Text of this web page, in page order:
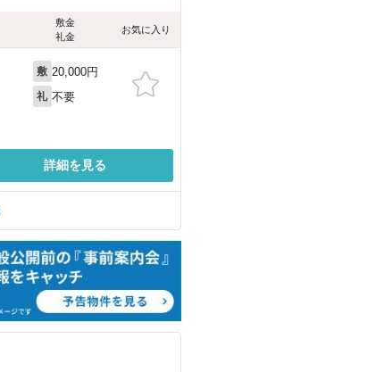
敷金
礼金
お気に入り
敷 20,000円
礼 不要
詳細を見る